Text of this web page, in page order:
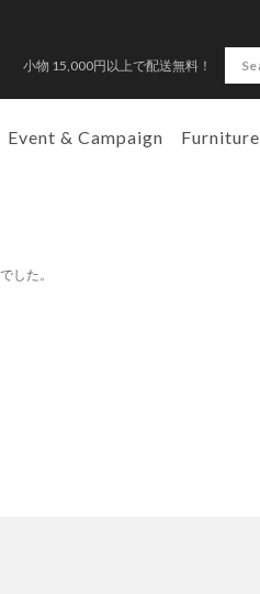
小物 15,000円以上で配送無料！
Event & Campaign Furniture
した。